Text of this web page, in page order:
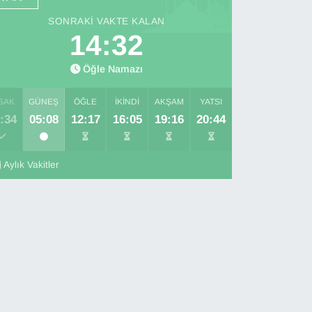
SONRAKI VAKTE KALAN
14:31
Öğle Namazı
GÜNEŞ
05:08
ÖĞLE
12:17
İKINDI
16:05
AKŞAM
19:16
YATSI
20:44
Aylık Vakitler